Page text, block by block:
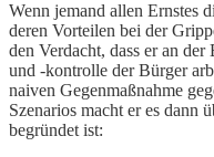
Wenn jemand allen Ernstes
deren Vorteilen bei der
den Verdacht, dass er an
und -kontrolle der Bürger
naiven Gegenmaßnahme
Szenarios macht er es dann
begründet ist: